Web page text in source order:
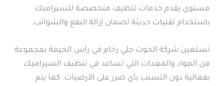
مستوى يقدم خدمات تنظيف متخصصة للسيراميك
باستخدام تقنيات حديثة لضمان إزالة البقع والشوائب.
تستعين شركة الحوت جلي رخام في رأس الخيمة بمجموعة
من المواد والمعدات التي تساعد في تنظيف السيراميك
بفعالية دون التسبب بأي ضرر على الأرضيات. كما يتم